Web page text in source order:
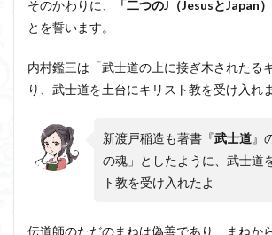
そのかわりに、 「二つのJ（JesusとJapan）
とを誓います。
内村鑑三は「武士道の上に接ぎ木されたる
り、武士道を土台にキリスト教を受け入れ
新渡戸稲造も著書『武士道』
の魂」としたように、武士道
ト教を受け入れたよ
伝道師のただのまねは偽善であり、まねか